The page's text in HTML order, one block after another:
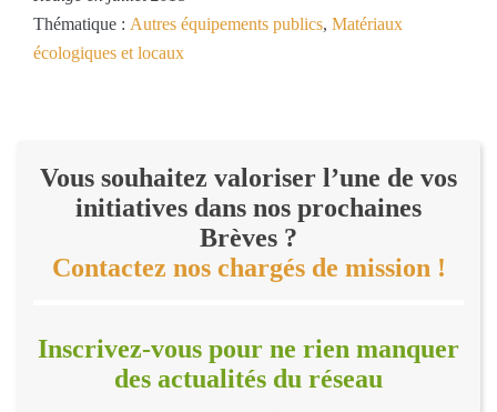
Thématique : Autres équipements publics, Matériaux
écologiques et locaux
Vous souhaitez valoriser l’une de vos
initiatives dans nos prochaines
Brèves ?
Contactez nos chargés de mission !
Inscrivez-vous pour ne rien manquer
des actualités du réseau